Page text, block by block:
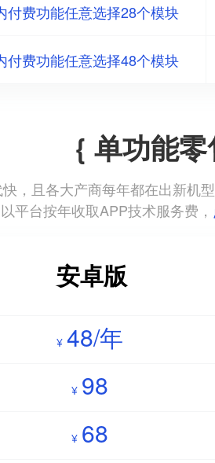
付费功能任意选择28个模块
付费功能任意选择48个模块
{ 单功能
，且各大产商每年都在出新机
以平台按年收取APP技术服务费，
安卓版
¥ 48/年
¥ 98
¥ 68